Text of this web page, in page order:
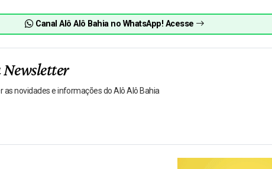
Canal Alô Alô Bahia no WhatsApp! Acesse
as novidades e informações do Alô Alô Bahia